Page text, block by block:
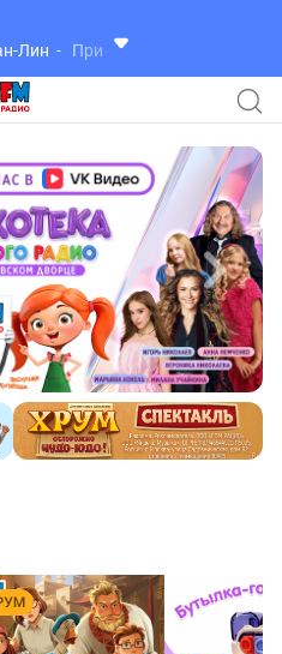
Привет, девчонка